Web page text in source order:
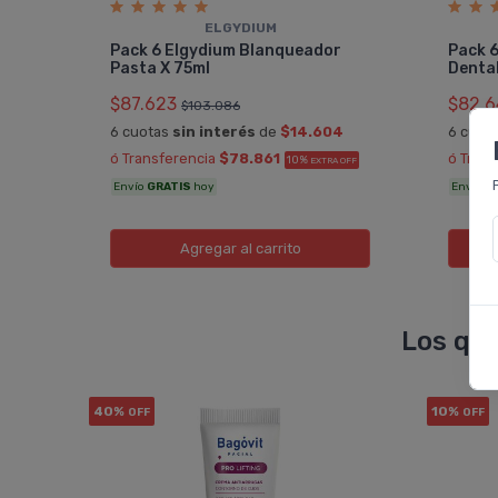
ELGYDIUM
Pack 6 Elgydium Blanqueador
Pasta X 75ml
$87.623 $103.086
6 cuotas sin interés de $14.604
ó Transferencia $78.861 10% EXTRA OFF
Envío GRATIS hoy
Agregaral carrito
Pack
6
ó
Envío
Los
40% OFF 10% OFF